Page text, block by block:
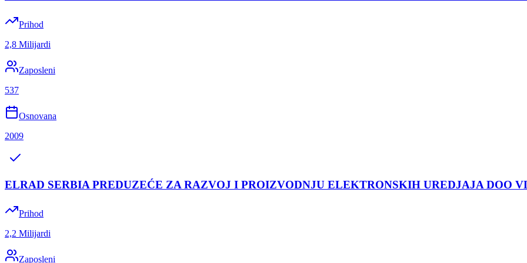
Prihod
2,8 Milijardi
Zaposleni
537
Osnovana
2009
ELRAD SERBIA PREDUZEĆE ZA RAZVOJ I PROIZVODNJU ELEKTRONSKIH UREDJAJA DOO
Prihod
2,2 Milijardi
Zaposleni